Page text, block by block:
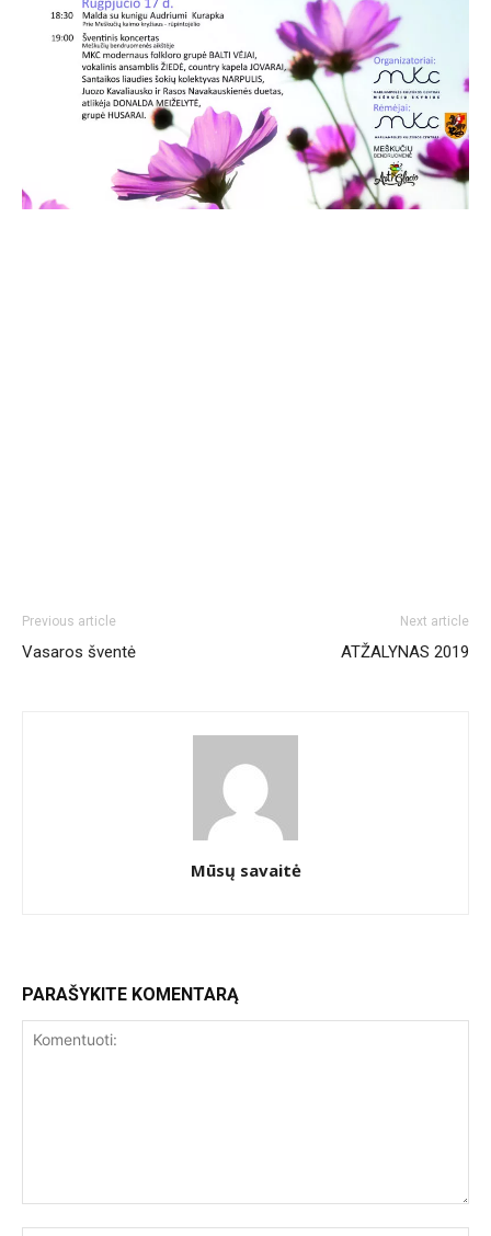
Previous article
Vasaros šventė
Next article
ATŽALYNAS 2019
Mūsų savaitė
PARAŠYKITE KOMENTARĄ